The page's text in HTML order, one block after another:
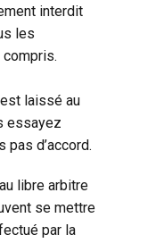
interdit
les
laissé au
essayez
pas d’accord.
libre arbitre
se mettre
par la